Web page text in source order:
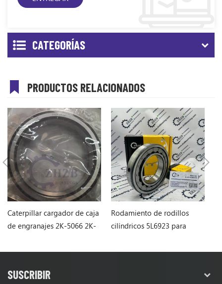
CATEGORÍAS
PRODUCTOS RELACIONADOS
Caterpillar cargador de caja
de engranajes 2K-5066 2K-
Rodamiento de rodillos
cilíndricos 5L6923 para
Caterpillar
SUSCRIBIR